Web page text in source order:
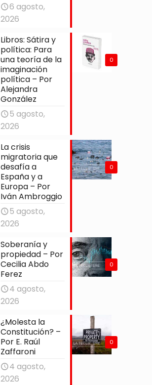
6 agosto,
2026
0
Libros: Sátira y
política: Para
una teoría de la
imaginación
política – Por
Alejandra
González
5 agosto,
2026
0
La crisis
migratoria que
desafía a
España y a
Europa – Por
Iván Ambroggio
5 agosto,
2026
0
Soberanía y
propiedad – Por
Cecilia Abdo
Ferez
4 agosto,
2026
0
¿Molesta la
Constitución? –
Por E. Raúl
Zaffaroni
4 agosto,
2026